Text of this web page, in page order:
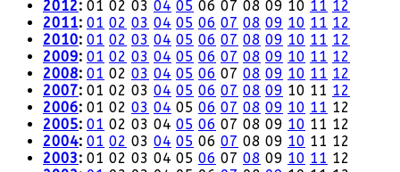
2012: 01 02 03 04 05 06 07 08 09 10 11 12
2011: 01 02 03 04 05 06 07 08 09 10 11 12
2010: 01 02 03 04 05 06 07 08 09 10 11 12
2009: 01 02 03 04 05 06 07 08 09 10 11 12
2008: 01 02 03 04 05 06 07 08 09 10 11 12
2007: 01 02 03 04 05 06 07 08 09 10 11 12
2006: 01 02 03 04 05 06 07 08 09 10 11 12
2005: 01 02 03 04 05 06 07 08 09 10 11 12
2004: 01 02 03 04 05 06 07 08 09 10 11 12
2003: 01 02 03 04 05 06 07 08 09 10 11 12